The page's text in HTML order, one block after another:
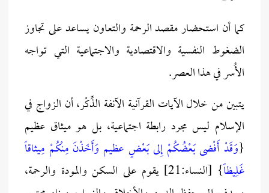
كما أن استحضار مقصد الرحمة والتعاون يساعد على تجاوز
الضغوط النفسية والاقتصادية والاجتماعية التي تواجه
الأُسر في هذا العصر.
يتبين من خلال الآيات القرآنية الآنفة الذِّكْر، أن الزواج في
الإسلام ليس مجرد رابطة اجتماعية، بل هو ميثاق عظيم
{وَقَدْ أَفْضى بَعْضُكُمْ إِلى بَعْضٍ عظيم وَأَخَذْنَ مِنْكُمْ مِيثاقاً
غَلِيظاً
} [النساء:21] يقوم على السكن والمودة والرحمة،